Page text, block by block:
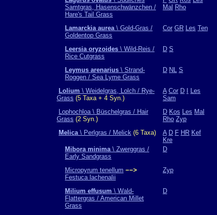
Samtgras, Hasenschwänzchen /
Hare's Tail Grass
Mal Rho
Lamarckia aurea\ Gold-Gras /
Goldentop Grass
Cor GR Les Ten
Leersia oryzoides \ Wild-Reis /
Rice Cutgrass
D S
Leymus arenarius \ Strand-
Roggen / Sea Lyme Grass
D NL S
Lolium \ Weidelgras, Lolch / Rye-
Grass (5 Taxa + 4 Syn.)
A Cor D
Les
Sam
Lophochloa \ Büschelgras / Hair
Grass (2 Syn.)
D Kos Les Mal
Rho Zyp
Melica\ Perlgras / Melick (6 Taxa) A D F HR Kef
Kre
Mibora minima\ Zwerggras /
Early Sandgrass
D
Micropyrum tenellum −−>
Festuca lachenalii
Zyp
Milium effusum \ Wald-
Flattergras / American Millet
Grass
D